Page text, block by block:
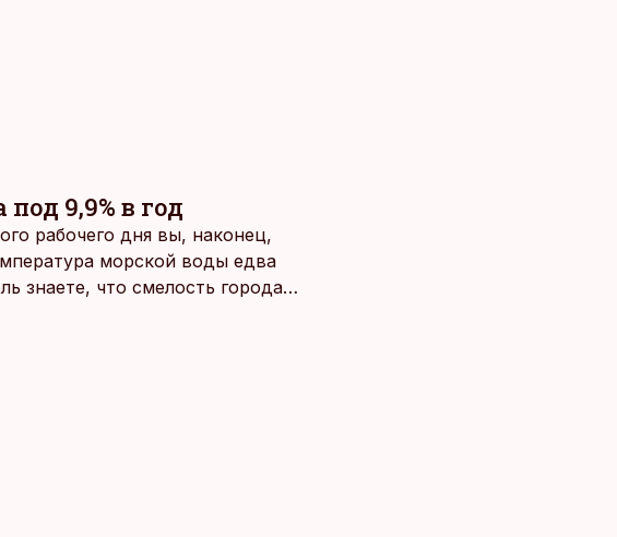
под 9,9% в год
рабочего дня вы, наконец,
морской воды едва
знаете, что смелость города